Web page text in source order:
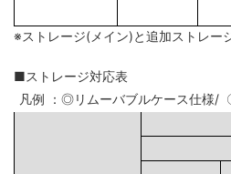
※ストレージ(メイン)と追加ストレー
■ストレージ対応表
凡例 ：◎リムーバブルケース仕様/